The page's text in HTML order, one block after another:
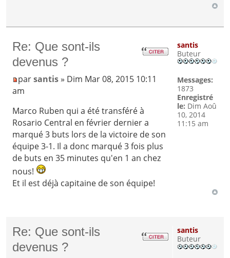
Re: Que sont-ils
devenus ?
parsantis» Dim Mar 08, 2015 10:11
am
Marco Ruben qui a été transféré à
Rosario Central en février dernier a
marqué 3 buts lors de la victoire de son
équipe 3-1. Il a donc marqué 3 fois plus
de buts en 35 minutes qu'en 1 an chez
nous!
Et il est déjà capitaine de son équipe!
santis
Buteur
Messages:
1873
Enregistré
le: Dim Aoû
10, 2014
11:15 am
Re: Que sont-ils
devenus ?
santis
Buteur